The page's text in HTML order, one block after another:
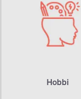
Hobbi